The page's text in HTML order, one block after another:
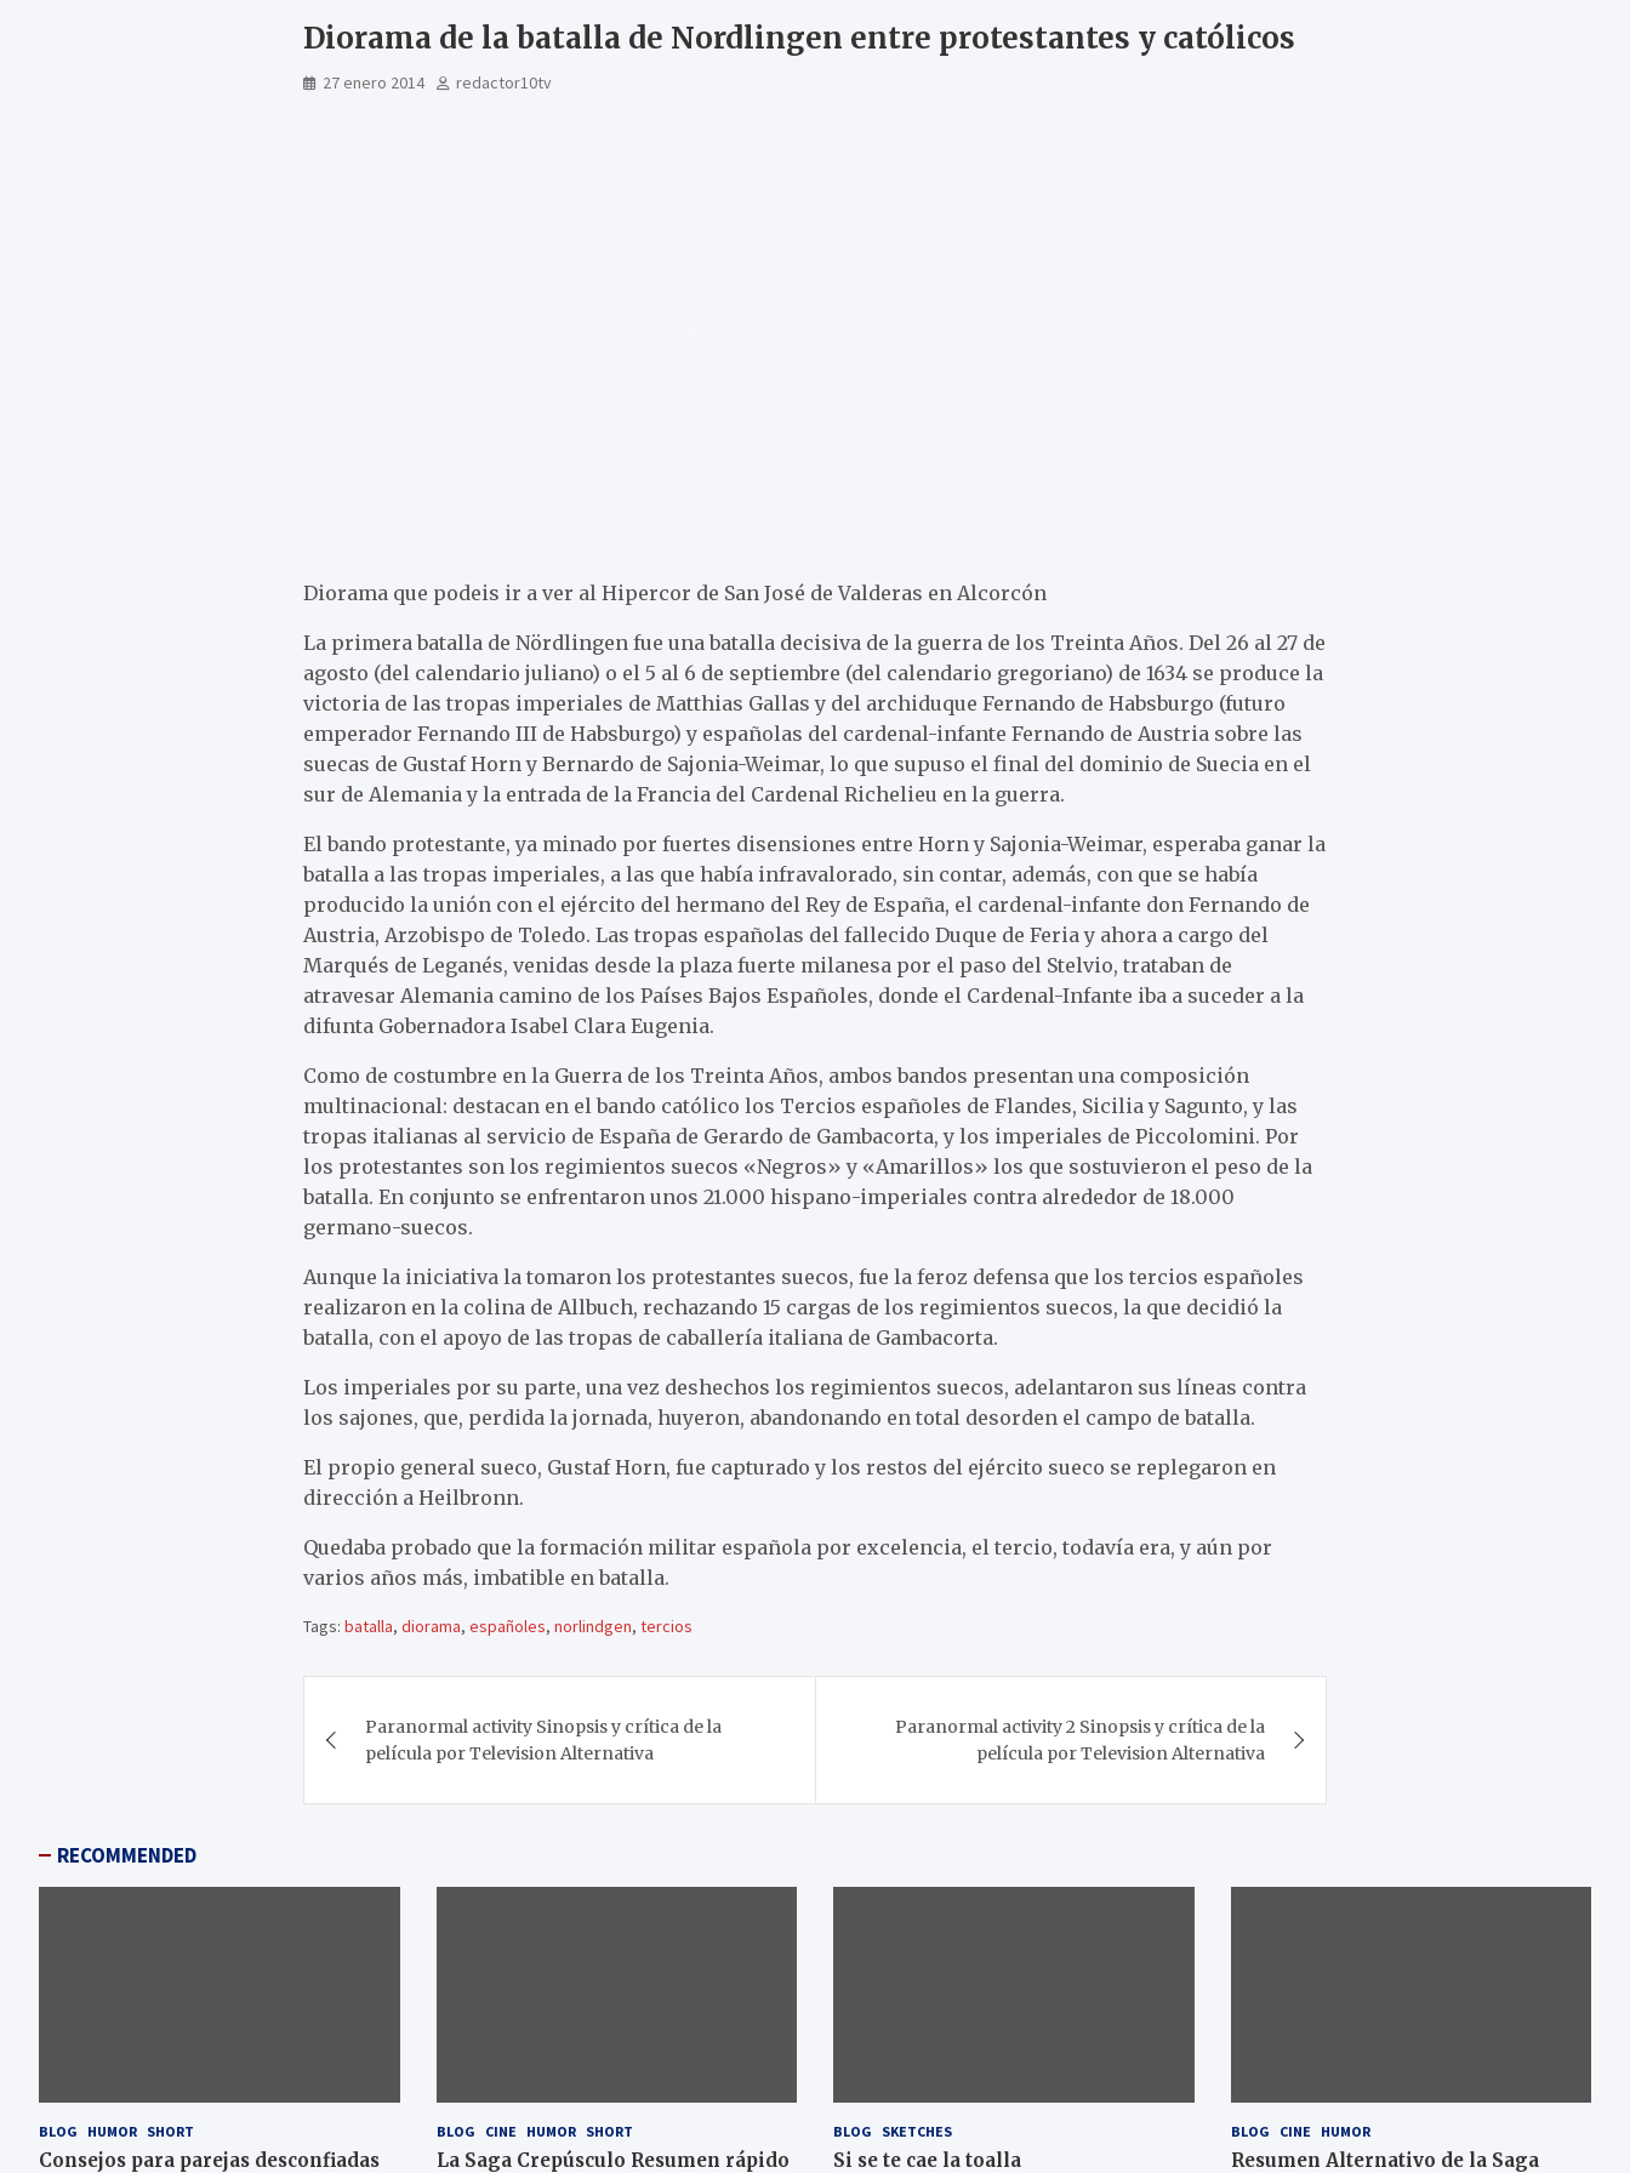
Diorama de la batalla de Nordlingen entre protestantes y católicos
27 enero 2014 redactor10tv
Diorama que podeis ir a ver al Hipercor de San José de Valderas en Alcorcón
La primera batalla de Nördlingen fue una batalla decisiva de la guerra de los Treinta Años. Del 26 al 27 de
agosto (del calendario juliano) o el 5 al 6 de septiembre (del calendario gregoriano) de 1634 se produce la
victoria de las tropas imperiales de Matthias Gallas y del archiduque Fernando de Habsburgo (futuro
emperador Fernando III de Habsburgo) y españolas del cardenal-infante Fernando de Austria sobre las
suecas de Gustaf Horn y Bernardo de Sajonia-Weimar, lo que supuso el final del dominio de Suecia en el
sur de Alemania y la entrada de la Francia del Cardenal Richelieu en la guerra.
El bando protestante, ya minado por fuertes disensiones entre Horn y Sajonia-Weimar, esperaba ganar la
batalla a las tropas imperiales, a las que había infravalorado, sin contar, además, con que se había
producido la unión con el ejército del hermano del Rey de España, el cardenal-infante don Fernando de
Austria, Arzobispo de Toledo. Las tropas españolas del fallecido Duque de Feria y ahora a cargo del
Marqués de Leganés, venidas desde la plaza fuerte milanesa por el paso del Stelvio, trataban de
atravesar Alemania camino de los Países Bajos Españoles, donde el Cardenal-Infante iba a suceder a la
difunta Gobernadora Isabel Clara Eugenia.
Como de costumbre en la Guerra de los Treinta Años, ambos bandos presentan una composición
multinacional: destacan en el bando católico los Tercios españoles de Flandes, Sicilia y Sagunto, y las
tropas italianas al servicio de España de Gerardo de Gambacorta, y los imperiales de Piccolomini. Por
los protestantes son los regimientos suecos «Negros» y «Amarillos» los que sostuvieron el peso de la
batalla. En conjunto se enfrentaron unos 21.000 hispano-imperiales contra alrededor de 18.000
germano-suecos.
Aunque la iniciativa la tomaron los protestantes suecos, fue la feroz defensa que los tercios españoles
realizaron en la colina de Allbuch, rechazando 15 cargas de los regimientos suecos, la que decidió la
batalla, con el apoyo de las tropas de caballería italiana de Gambacorta.
Los imperiales por su parte, una vez deshechos los regimientos suecos, adelantaron sus líneas contra
los sajones, que, perdida la jornada, huyeron, abandonando en total desorden el campo de batalla.
El propio general sueco, Gustaf Horn, fue capturado y los restos del ejército sueco se replegaron en
dirección a Heilbronn.
Quedaba probado que la formación militar española por excelencia, el tercio, todavía era, y aún por
varios años más, imbatible en batalla.
Tags: batalla,diorama,españoles,norlindgen,tercios
de
entradas
Paranormal activity Sinopsis y crítica de la
película por Television Alternativa
Paranormal activity 2 Sinopsis y crítica de la
película por Television Alternativa
RECOMMENDED
BLOG HUMOR SHORT
Consejos para parejas desconfiadas
BLOG CINE HUMOR SHORT
La Saga Crepúsculo Resumen rápido
BLOG SKETCHES
Si se te cae la toalla
BLOG CINE HUMOR
Resumen Alternativo de la Saga